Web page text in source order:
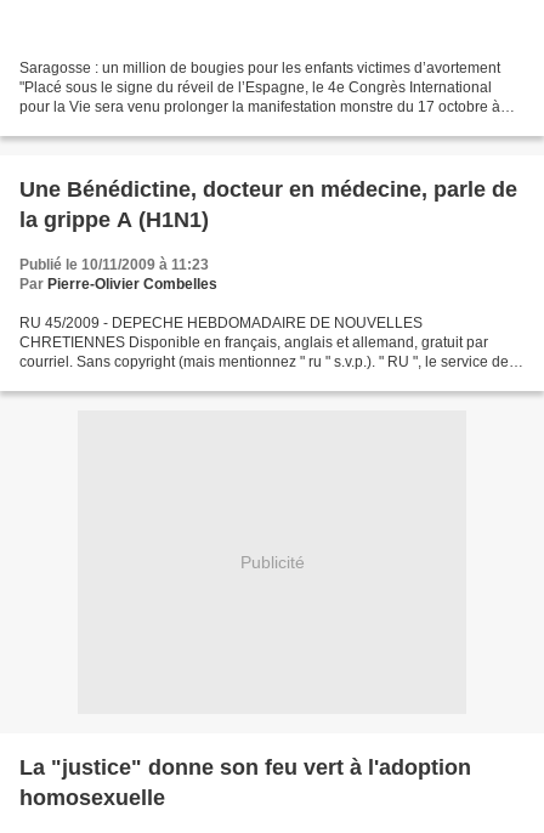
Saragosse : un million de bougies pour les enfants victimes d’avortement
"Placé sous le signe du réveil de l’Espagne, le 4e Congrès International
pour la Vie sera venu prolonger la manifestation monstre du 17 octobre à
Une Bénédictine, docteur en médecine, parle de
la grippe A (H1N1)
Publié le 10/11/2009 à 11:23
Par Pierre-Olivier Combelles
RU 45/2009 - DEPECHE HEBDOMADAIRE DE NOUVELLES
CHRETIENNES Disponible en français, anglais et allemand, gratuit par
courriel. Sans copyright (mais mentionnez " ru " s.v.p.). " RU ", le service de
Publicité
La "justice" donne son feu vert à l'adoption
homosexuelle